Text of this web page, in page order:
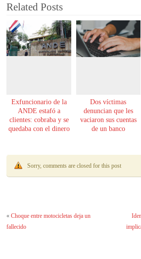
Related Posts
Exfuncionario de la
ANDE estafó a
clientes: cobraba y se
quedaba con el dinero
Dos víctimas
denuncian que les
vaciaron sus cuentas
de un banco
Sorry, comments are closed for this post
«Choque entre motocicletas deja un
fallecido